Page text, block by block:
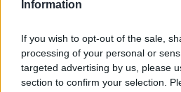
Information
If you wish to opt-out of the sale,
processing of your personal or
targeted advertising by us, please
section to confirm your selection.